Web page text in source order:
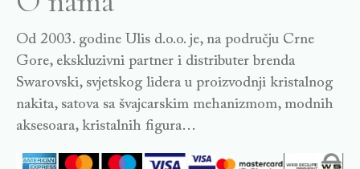
Od 2003. godine Ulis d.o.o. je, na području Crne
Gore, ekskluzivni partner i distributer brenda
Swarovski, svjetskog lidera u proizvodnji kristalnog
nakita, satova sa švajcarskim mehanizmom, modnih
aksesoara, kristalnih figura…